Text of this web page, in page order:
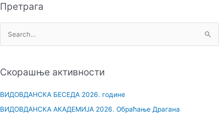
Претрага
тСкорашње активности
ВИДОВДАНСКА БЕСЕДА 2026. године
ВИДОВДАНСКА АКАДЕМИЈА 2026. Обраћање Драгана